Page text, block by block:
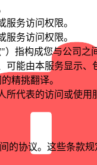
务访问权限。
务访问权限。
"）指构成您与公司之
可能由本服务显示、
精挑翻译。
代表的访问或使用
的协议。这些条款